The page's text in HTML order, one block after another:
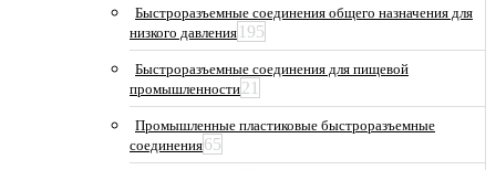
Быстроразъемные соединения общего назначения для
низкого давления 195
Быстроразъемные соединения для пищевой
промышленности21
Промышленные пластиковые быстроразъемные
соединения65